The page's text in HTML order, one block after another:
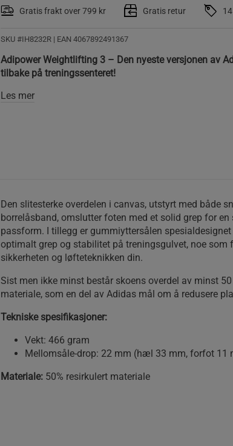
Gratis frakt over 799 kr Gratis retur
SKU #IH8232R | EAN 4067892491367
Adipower Weightlifting 3 – Den nyeste versjonen av
tilbake på treningssenteret!
Les mer
Den slitesterke overdelen i canvas, utstyrt med både
borrelåsband, omslutter foten med et solid grep for en
passform. I tillegg er gummiyttersålen
optimalt grep og stabilitet på treningsgulvet, noe som
sikkerheten og løfteteknikken din.
Sist men ikke minst består skoens overdel av minst
materiale, som en del av Adidas mål om å redusere
Tekniske spesifikasjoner:
Vekt: 466 gram
Mellomsåle-drop: 22 mm (hæl 33 mm, forfot 11
Materiale:50% resirkulert materiale